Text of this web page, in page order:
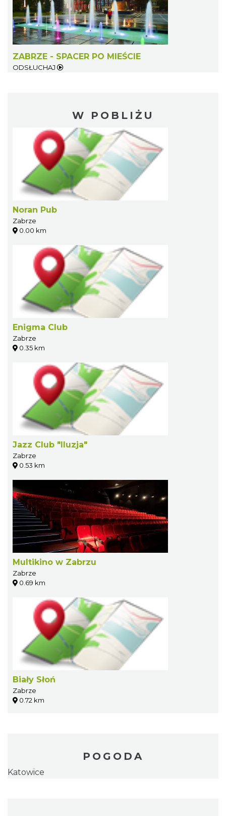
ZABRZE - SPACER PO MIEŚCIE
ODSŁUCHAJ
W POBLIŻU
Noran Pub
Zabrze
0.00 km
Enigma Club
Zabrze
0.35 km
Jazz Club "Iluzja"
Zabrze
0.53 km
Multikino w Zabrzu
Zabrze
0.69 km
Biały Słoń
Zabrze
0.72 km
POGODA
Katowice